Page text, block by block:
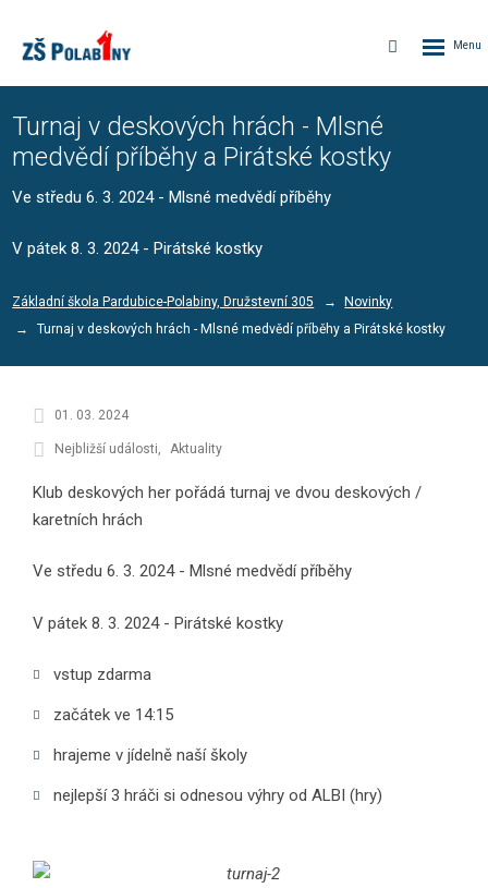
Vyhledávání
Turnaj v deskových hrách - Mlsné
medvědí příběhy a Pirátské kostky
Ve středu 6. 3. 2024 - Mlsné medvědí příběhy
V pátek 8. 3. 2024 - Pirátské kostky
Základní škola Pardubice-Polabiny, Družstevní 305
Novinky
Turnaj v deskových hrách - Mlsné medvědí příběhy a Pirátské kostky
01. 03. 2024
Nejbližší události Aktuality
Klub deskových her pořádá turnaj ve dvou deskových /
karetních hrách
Ve středu 6. 3. 2024 - Mlsné medvědí příběhy
V pátek 8. 3. 2024 - Pirátské kostky
vstup zdarma
začátek ve 14:15
hrajeme v jídelně naší školy
nejlepší 3 hráči si odnesou výhry od ALBI (hry)